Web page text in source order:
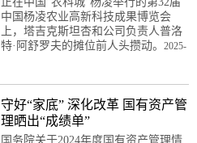
中国杨凌农业高新科技成果博览会
上，塔吉克斯坦杏和公司负责人普洛
特·阿舒罗夫的摊位前人头攒动。 2025-
守好“家底” 深化改革 国有资产管
理晒出“成绩单”
国务院关于2024年度国有资产管理情